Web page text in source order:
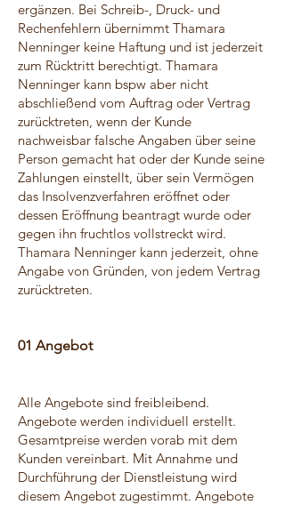
ergänzen. Bei Schreib-, Druck- und
Rechenfehlern übernimmt Thamara
Nenninger keine Haftung und ist jederzeit
zum Rücktritt berechtigt. Thamara
Nenninger kann bspw aber nicht
abschließend vom Auftrag oder Vertrag
zurücktreten, wenn der Kunde
nachweisbar falsche Angaben über seine
Person gemacht hat oder der Kunde seine
Zahlungen einstellt, über sein Vermögen
das Insolvenzverfahren eröffnet oder
dessen Eröffnung beantragt wurde oder
gegen ihn fruchtlos vollstreckt wird.
Thamara Nenninger kann jederzeit, ohne
Angabe von Gründen, von jedem Vertrag
zurücktreten.
01 Angebot
Alle Angebote sind freibleibend.
Angebote werden individuell erstellt.
Gesamtpreise werden vorab mit dem
Kunden vereinbart. Mit Annahme und
Durchführung der Dienstleistung wird
diesem Angebot zugestimmt. Angebote